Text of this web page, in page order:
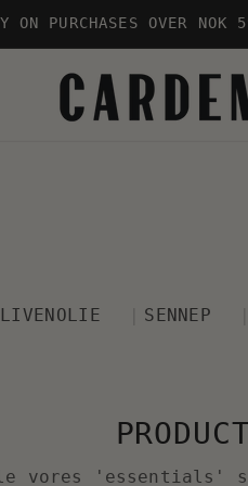
ON PURCHASES OVER
SENNEP
vores 'essentials'